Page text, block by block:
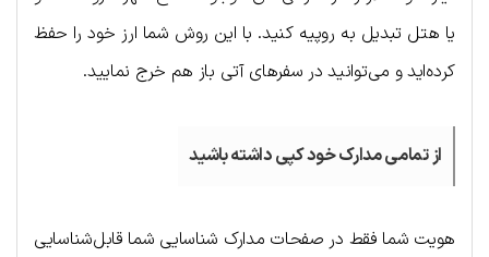
یا هتل تبدیل به روپیه کنید. با این روش شما ارز خود را حفظ
کرده‌اید و می‌توانید در سفرهای آتی باز هم خرج نمایید.
از تمامی مدارک خود کپی داشته باشید
هویت شما فقط در صفحات مدارک شناسایی شما قابل‌شناسایی